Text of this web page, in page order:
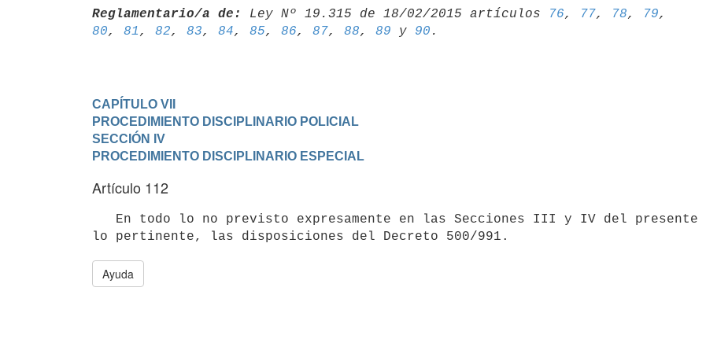
Reglamentario/a de: Ley Nº 19.315 de 18/02/2015 artículos 76, 77, 78, 79
80, 81 , 82, 83, 84, 85, 86, 87, 88, 89 y 90
CAPÍTULO VII
PROCEDIMIENTO DISCIPLINARIO POLICIAL
SECCIÓN IV
PROCEDIMIENTO DISCIPLINARIO ESPECIAL
Artículo 112
lo pertinente, las disposiciones del Decreto 500/991.
Ayuda